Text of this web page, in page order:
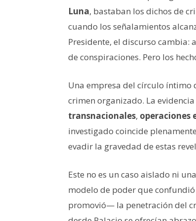
Luna, bastaban los dichos de
cuando los señalamientos
Presidente, el discurso cambia:
de conspiraciones. Pero los
Una empresa del círculo íntimo
crimen organizado. La
transnacionales, operaciones
investigado coincide
evadir la gravedad de estas
Este no es un caso aislado ni una
modelo de poder que
promovió— la penetración del